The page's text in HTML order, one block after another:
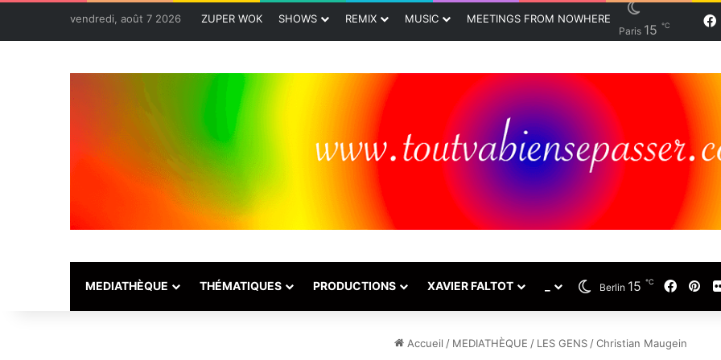
vendredi, août 7 2026 ZUPER WOK SHOWS REMIX MUSIC MEETINGS FROM NOWHERE
Paris 15 ℃
MEDIATHÈQUE THÉMATIQUES PRODUCTIONS XAVIER FALTOT Berlin 15 ℃
Accueil / MEDIATHÈQUE / LES GENS/Christian Maugein